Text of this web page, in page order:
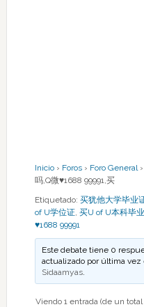
Inicio › Foros › Foro General ›
吗,Q微♥1688 99991,买
Etiquetado: 买犹他大学毕业
of U学位证, 买U of U本科毕
♥1688 99991
Este debate tiene 0
actualizado por última vez
Sidaamyas.
Viendo 1 entrada (de un total